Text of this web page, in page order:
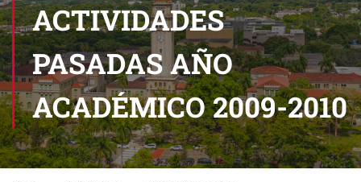
ACTIVIDADES
PASADAS AÑO
ACADÉMICO 2009-2010